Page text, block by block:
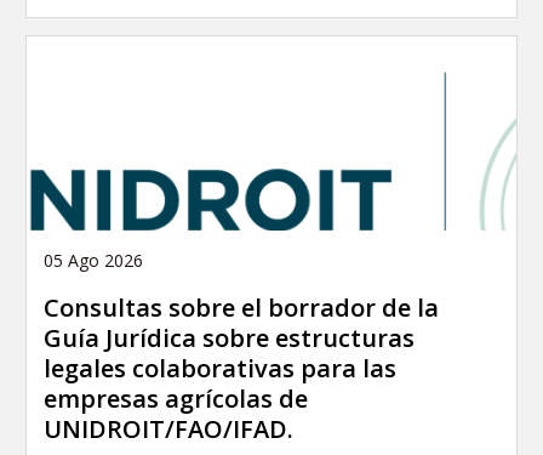
05 Ago 2026
Consultas sobre el borrador de la
Guía Jurídica sobre estructuras
legales colaborativas para las
empresas agrícolas de
UNIDROIT/FAO/IFAD.